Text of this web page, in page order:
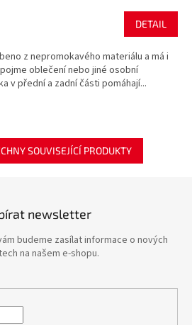
DETAIL
z nepromokavého materiálu a má i
oblečení nebo jiné osobní
v přední a zadní části pomáhají...
SOUVISEJÍCÍ PRODUKTY
newsletter
budeme zasílat informace o nových
na našem e-shopu.